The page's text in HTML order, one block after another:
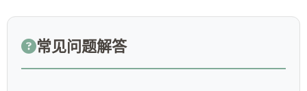
常见问题解答